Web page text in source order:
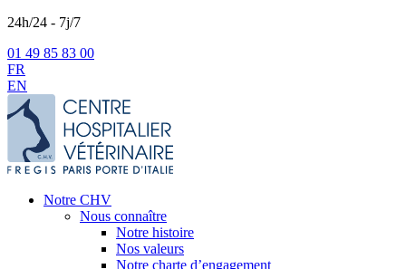
24h/24 - 7j/7
01 49 85 83 00
FR
EN
Notre CHV
Nous connaître
Notre histoire
Nos valeurs
Notre charte d’engagement